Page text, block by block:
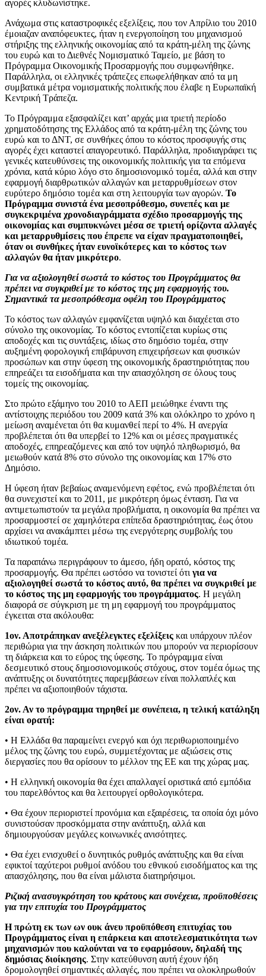
αγορές κλυδωνίστηκε.
Ανάχωμα στις καταστροφικές εξελίξεις, που τον Απρίλιο του 2010
έμοιαζαν αναπόφευκτες, ήταν η ενεργοποίηση του μηχανισμού
στήριξης της ελληνικής οικονομίας από τα κράτη-μέλη της ζώνης
του ευρώ και το Διεθνές Νομισματικό Ταμείο, με βάση το
Πρόγραμμα Οικονομικής Προσαρμογής που συμφωνήθηκε.
Παράλληλα, οι ελληνικές τράπεζες επωφελήθηκαν από τα μη
συμβατικά μέτρα νομισματικής πολιτικής που έλαβε η Ευρωπαϊκή
Κεντρική Τράπεζα.
Το Πρόγραμμα εξασφαλίζει κατ’ αρχάς μια τριετή περίοδο
χρηματοδότησης της Ελλάδος από τα κράτη-μέλη της ζώνης του
ευρώ και το ΔΝΤ, σε συνθήκες όπου το κόστος προσφυγής στις
αγορές έχει καταστεί απαγορευτικό. Παράλληλα, προδιαγράφει τις
γενικές κατευθύνσεις της οικονομικής πολιτικής για τα επόμενα
χρόνια, κατά κύριο λόγο στο δημοσιονομικό τομέα, αλλά και στην
εφαρμογή διαρθρωτικών αλλαγών και μεταρρυθμίσεων στον
ευρύτερο δημόσιο τομέα και στη λειτουργία των αγορών. Το
Πρόγραμμα συνιστά ένα μεσοπρόθεσμο, συνεπές και με
συγκεκριμένα χρονοδιαγράμματα σχέδιο προσαρμογής της
οικονομίας και συμπυκνώνει μέσα σε τριετή ορίζοντα αλλαγές
και μεταρρυθμίσεις που έπρεπε να είχαν πραγματοποιηθεί,
όταν οι συνθήκες ήταν ευνοϊκότερες και το κόστος των
αλλαγών θα ήταν μικρότερο.
Για να αξιολογηθεί σωστά το κόστος του Προγράμματος θα
πρέπει να συγκριθεί με το κόστος της μη εφαρμογής του.
Σημαντικά τα μεσοπρόθεσμα οφέλη του Προγράμματος
Το κόστος των αλλαγών εμφανίζεται υψηλό και διαχέεται στο
σύνολο της οικονομίας. Το κόστος εντοπίζεται κυρίως στις
αποδοχές και τις συντάξεις, ιδίως στο δημόσιο τομέα, στην
αυξημένη φορολογική επιβάρυνση επιχειρήσεων και φυσικών
προσώπων και στην ύφεση της οικονομικής δραστηριότητας που
επηρεάζει τα εισοδήματα και την απασχόληση σε όλους τους
τομείς της οικονομίας.
Στο πρώτο εξάμηνο του 2010 το ΑΕΠ μειώθηκε έναντι της
αντίστοιχης περιόδου του 2009 κατά 3% και ολόκληρο το χρόνο η
μείωση αναμένεται ότι θα κυμανθεί περί το 4%. Η ανεργία
προβλέπεται ότι θα υπερβεί το 12% και οι μέσες πραγματικές
αποδοχές, επηρεαζόμενες και από τον υψηλό πληθωρισμό, θα
μειωθούν κατά 8% στο σύνολο της οικονομίας και 17% στο
Δημόσιο.
Η ύφεση ήταν βεβαίως αναμενόμενη εφέτος, ενώ προβλέπεται ότι
θα συνεχιστεί και το 2011, με μικρότερη όμως ένταση. Για να
αντιμετωπιστούν τα μεγάλα προβλήματα, η οικονομία θα πρέπει να
προσαρμοστεί σε χαμηλότερα επίπεδα δραστηριότητας, έως ότου
αρχίσει να ανακάμπτει μέσω της ενεργότερης συμβολής του
ιδιωτικού τομέα.
Τα παραπάνω περιγράφουν το άμεσο, ήδη ορατό, κόστος της
προσαρμογής. Θα πρέπει ωστόσο να τονιστεί ότι για να
αξιολογηθεί σωστά το κόστος αυτό, θα πρέπει να συγκριθεί με
το κόστος της μη εφαρμογής του προγράμματος. Η μεγάλη
διαφορά σε σύγκριση με τη μη εφαρμογή του προγράμματος
έγκειται στα ακόλουθα:
1ον. Αποτράπηκαν ανεξέλεγκτες εξελίξεις και υπάρχουν πλέον
περιθώρια για την άσκηση πολιτικών που μπορούν να περιορίσουν
τη διάρκεια και το εύρος της ύφεσης. Το πρόγραμμα είναι
δεσμευτικό στους δημοσιονομικούς στόχους, στον τομέα όμως της
ανάπτυξης οι δυνατότητες παρεμβάσεων είναι πολλαπλές και
πρέπει να αξιοποιηθούν τάχιστα.
2ον. Αν το πρόγραμμα τηρηθεί με συνέπεια, η τελική κατάληξη
είναι ορατή:
• Η Ελλάδα θα παραμείνει ενεργό και όχι περιθωριοποιημένο
μέλος της ζώνης του ευρώ, συμμετέχοντας με αξιώσεις στις
διεργασίες που θα ορίσουν το μέλλον της ΕΕ και της χώρας μας.
• Η ελληνική οικονομία θα έχει απαλλαγεί οριστικά από εμπόδια
του παρελθόντος και θα λειτουργεί ορθολογικότερα.
• Θα έχουν περιοριστεί προνόμια και εξαιρέσεις, τα οποία όχι μόνο
συνιστούσαν προσκόμματα στην ανάπτυξη, αλλά και
δημιουργούσαν μεγάλες κοινωνικές ανισότητες.
• Θα έχει ενισχυθεί ο δυνητικός ρυθμός ανάπτυξης και θα είναι
εφικτοί ταχύτεροι ρυθμοί ανόδου του εθνικού εισοδήματος και της
απασχόλησης, που θα είναι μάλιστα διατηρήσιμοι.
Ριζική ανασυγκρότηση του κράτους και συνέχεια, προϋποθέσεις
για την επιτυχία του Προγράμματος
Η πρώτη εκ των ων ουκ άνευ προϋπόθεση επιτυχίας του
Προγράμματος είναι η επάρκεια και αποτελεσματικότητα των
μηχανισμών που καλούνται να το εφαρμόσουν, δηλαδή της
δημόσιας διοίκησης. Στην κατεύθυνση αυτή έχουν ήδη
δρομολογηθεί σημαντικές αλλαγές, που πρέπει να ολοκληρωθούν